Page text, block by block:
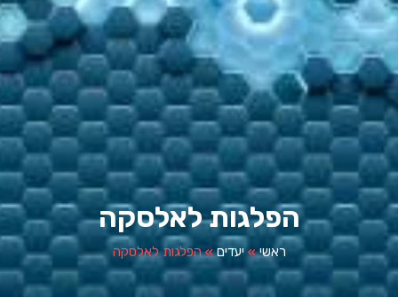
הפלגות לאלסקה
ראשי»יעדים»הפלגות לאלסקה